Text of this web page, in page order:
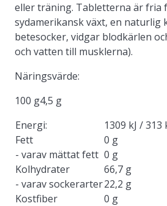
eller träning. Tabletterna är fria
sydamerikansk växt, en
betesocker, vidgar blodkärlen
och vatten till musklerna).
Näringsvärde:
100 g4,5 g
Energi:
1309 kJ / 313
Fett
0 g
- varav mättat fett 0 g
Kolhydrater
66,7 g
- varav sockerarter22,2 g
Kostfiber
0 g